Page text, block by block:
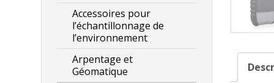
Accessoires pour
l’échantillonnage de
l’environnement
Arpentage et
Géomatique